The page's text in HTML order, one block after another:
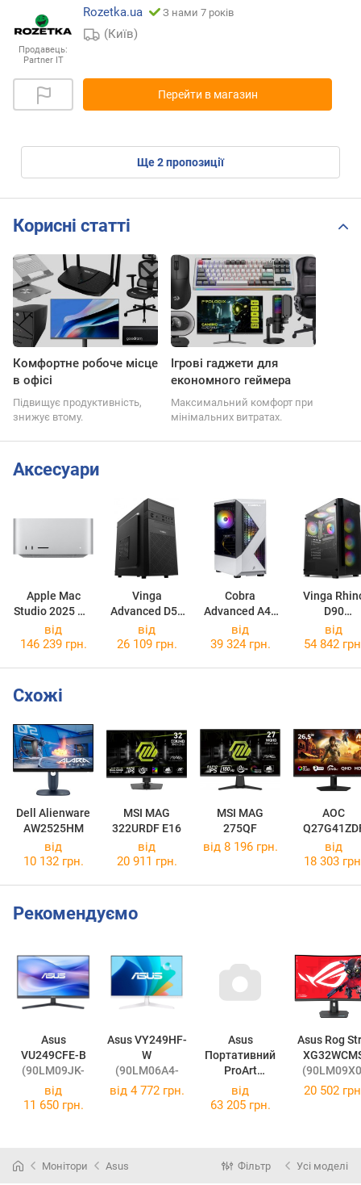
Продавець:
Partner IT
Rozetka.ua
З нами 7 років
(Київ)
Перейти в магазин
ще2пропозиції
Корисні статті
Комфортне робоче місце
в офісі
Підвищує продуктивність,
знижує втому.
Ігрові гаджети для
економного геймера
Максимальний комфорт при
мінімальних витратах.
Аксесуари
Apple Mac
Studio 2025 M4
MaxMU963
Vinga
Advanced D57
Advanced D5765
Cobra
Advanced A45
A45.16.S5.55.22537
Vinga
D90
Rhino
від
146 239 грн.
від
26 109 грн.
від
39 324 грн.
від
54 842
Схожі
Dell Alienware
AW2525HM
MSI MAG
322URDF E16
MSI MAG
275QF
AOC
від
10 132 грн.
від
20 911 грн.
від 8 196 грн.
від
18 303
Рекомендуємо
Asus
VU249CFE-B
(90LM09JK-
B01K70)
Asus VY249HF-
W
(90LM06A4-
B03A70)
Asus
Портативний
ProArt
PA169CDV
(90LM0711-
B01I70)
Asus Rog Strix
B01970)
від
11 650 грн.
від 4 772 грн.
від
63 205 грн.
20 502
Монітори Asus Фільтр Усі моделі